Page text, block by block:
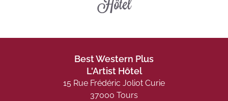
Best Western Plus
L'Artist Hôtel
15 Rue Frédéric Joliot Curie
37000 Tours